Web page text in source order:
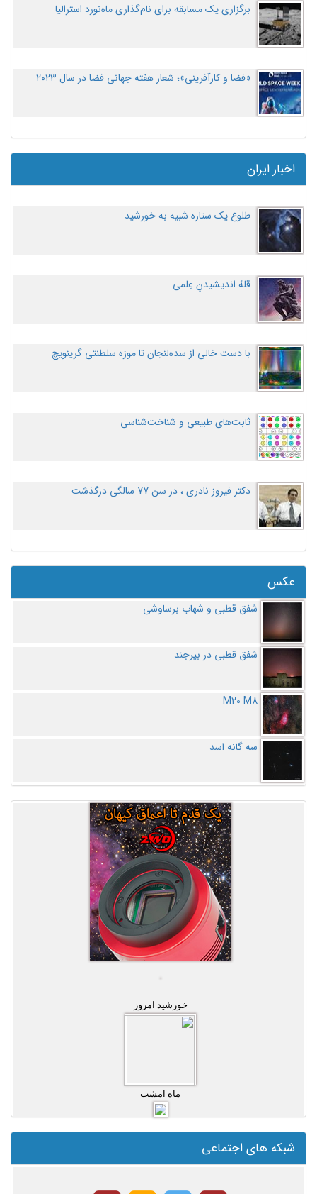
برگزاری یک مسابقه برای نام‌گذاری ماه‌نورد استرالیا
«فضا و کارآفرینی»؛ شعار هفته جهانی فضا در سال ۲۰۲۳
اخبار ایران
طلوع یک ستاره شبیه به خورشید
قلهُ اندیشیدنِ عِلمی
با دست خالی از سده‌لنجان تا موزه سلطنتی گرینویچ
ثابت‌های طبیعیِ و شناخت‌شناسی
دکتر فیروز نادری ، در سن 77 سالگی درگذشت
عکس
شفق قطبی و شهاب برساوشی
شفق قطبی در بیرجند
M20 M8
سه گانه اسد
خورشید امروز
ماه امشب
شبکه های اجتماعی